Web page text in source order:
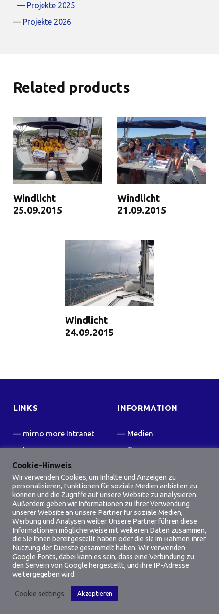
Projekte 2025
Projekte 2026
Related products
Windlicht
25.09.2015
Windlicht
21.09.2015
Windlicht
24.09.2015
LINKS
mirno more Intranet
Impressum
Kontakt
FAQ
Friedensflotte Wiki
INFORMATION
Medien
Team
SOCIAL MEDIA
Facebook
Instagram
Cookie-Hinweis
Wir verwenden Cookies, um Inhalte und Anzeigen zu
personalisieren, Funktionen für soziale Medien anbieten zu
können und die Zugriffe auf unsere Website zu analysieren.
Außerdem geben wir Informationen zu Ihrer Verwendung
unserer Website an unsere Partner für soziale Medien,
Werbung und Analysen weiter. Unsere Partner führen diese
Informationen möglicherweise mit weiteren Daten zusammen,
die Sie ihnen bereitgestellt haben oder die sie im Rahmen Ihrer
Nutzung der Dienste gesammelt haben. Wir verwenden
Google Fonts, dabei kann es sein, dass eine Verbindung zu
den Servern von Google hergestellt, und ihre IP-Adresse
weitergegeben wird.
Cookie settings Akzeptieren